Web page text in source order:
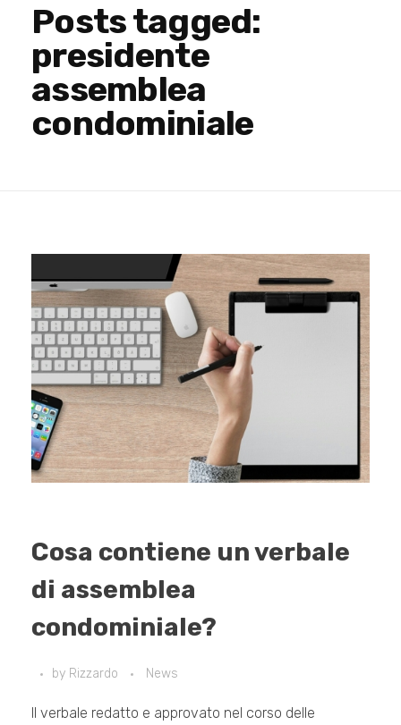
Posts tagged:
presidente
assemblea
condominiale
Cosa contiene un verbale
di assemblea
condominiale?
by Rizzardo News
Il verbale redatto e approvato nel corso delle